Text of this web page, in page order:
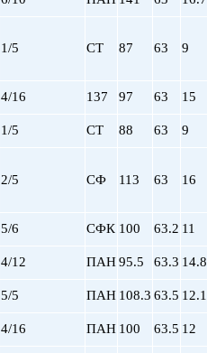
пл. Ленина
Политехническая
Приморская
Сенная пл.
Технологический ин-т
ул. Дыбенко
1/5 СТ 87 63 9
4/16 137 97 63 15
1/5 СТ 88 63 9
2/5 СФ 113 63 16
5/6 СФК 100 63.2 11
4/12 ПАН95.5 63.3 14.8
5/5 ПАН 108.3 63.5 12.1
4/16 ПАН 100 63.5 12